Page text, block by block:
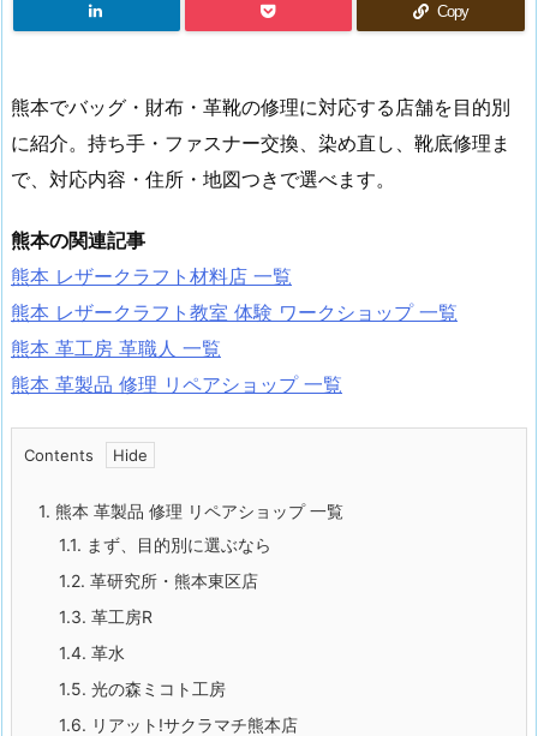
Copy
熊本でバッグ・財布・革靴の修理に対応する店舗を目的別
に紹介。持ち手・ファスナー交換、染め直し、靴底修理ま
で、対応内容・住所・地図つきで選べます。
熊本の関連記事
熊本 レザークラフト材料店 一覧
熊本 レザークラフト教室 体験 ワークショップ 一覧
熊本 革工房 革職人 一覧
熊本 革製品 修理 リペアショップ 一覧
Contents
1. 熊本 革製品 修理 リペアショップ 一覧
1.1. まず、目的別に選ぶなら
1.2. 革研究所・熊本東区店
1.3. 革工房R
1.4. 革水
1.5. 光の森ミコト工房
1.6. リアット!サクラマチ熊本店